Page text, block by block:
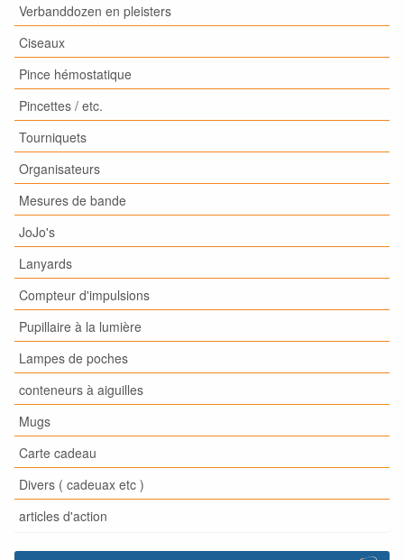
Verbanddozen en pleisters
Ciseaux
Pince hémostatique
Pincettes / etc.
Tourniquets
Organisateurs
Mesures de bande
JoJo's
Lanyards
Compteur d'impulsions
Pupillaire à la lumière
Lampes de poches
conteneurs à aiguilles
Mugs
Carte cadeau
Divers ( cadeuax etc )
articles d'action